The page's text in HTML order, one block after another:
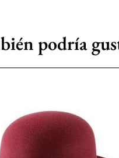
podría